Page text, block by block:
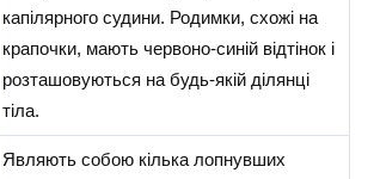
капілярного судини. Родимки, схожі на
крапочки, мають червоно-синій відтінок і
розташовуються на будь-якій ділянці
тіла.
Являють собою кілька лопнувших